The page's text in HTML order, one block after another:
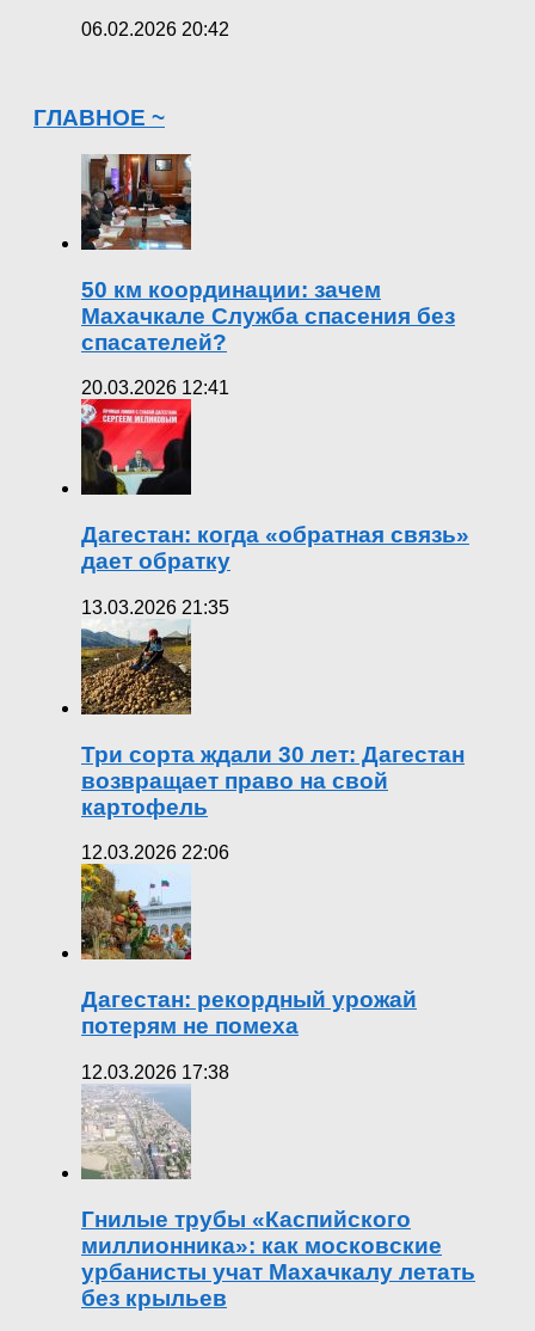
06.02.2026 20:42
ГЛАВНОЕ ~
50 км координации: зачем
Махачкале Служба спасения без
спасателей?
20.03.2026 12:41
Дагестан: когда «обратная связь»
дает обратку
13.03.2026 21:35
Три сорта ждали 30 лет: Дагестан
возвращает право на свой
картофель
12.03.2026 22:06
Дагестан: рекордный урожай
потерям не помеха
12.03.2026 17:38
Гнилые трубы «Каспийского
миллионника»: как московские
урбанисты учат Махачкалу летать
без крыльев